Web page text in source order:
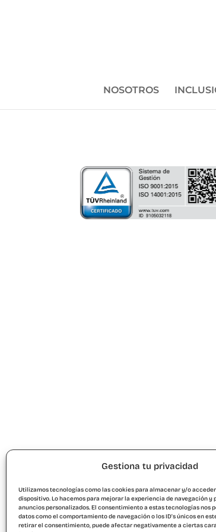
Gestiona tu privacidad
Utilizamos tecnologías como las cookies para almacenar y/o
dispositivo. Lo hacemos para mejorar la experiencia de navegación y
anuncios personalizados. El consentimiento a estas tecnologías nos
datos como el comportamiento de navegación o los ID's únicos en
retirar el consentimiento, puede afectar negativamente a ciertas
NOSOTROS